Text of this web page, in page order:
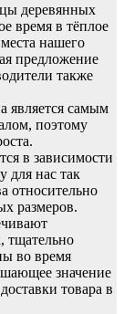
деревянных
время в тёплое
нашего
предложение
также
является самым
поэтому
в зависимости
для нас так
относительно
размеров.
тщательно
во время
значение
товара в